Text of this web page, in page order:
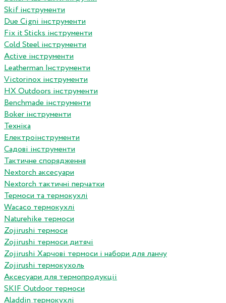
Skif інструменти
Due Cigni інструменти
Fix it Sticks інструменти
Сold Steel інструменти
Active інструменти
Leatherman Інструменти
Victorinox інструменти
HX Outdoors інструменти
Benchmade інструменти
Boker інструменти
Техніка
Електроінструменти
Садові інструменти
Тактичне спорядження
Nextorch аксесуари
Nextorch тактичні перчатки
Термоси та термокухлі
Wacaco термокухлі
Naturehike термоси
Zojirushi термоси
Zojirushi термоси дитячі
Zojirushi Харчові термоси і набори для ланчу
Zojirushi термокухоль
Аксесуари для термопродукціі
SKIF Outdoor термоси
Aladdin термокухлі